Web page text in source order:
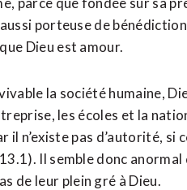
porteuse de
Dieu est amour.
la société humaine,
les écoles et la
il n’existe pas d’autorité,
Il semble donc
de leur plein gré à Dieu.